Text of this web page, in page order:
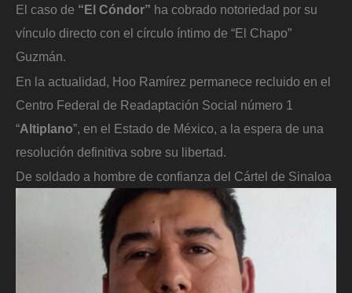
El caso de “El Cóndor” ha cobrado notoriedad por su
vínculo directo con el círculo íntimo de “El Chapo”
Guzmán.
En la actualidad, Hoo Ramírez permanece recluido en el
Centro Federal de Readaptación Social número 1
“Altiplano”, en el Estado de México, a la espera de una
resolución definitiva sobre su libertad.
De soldado a hombre de confianza del Cártel de Sinaloa